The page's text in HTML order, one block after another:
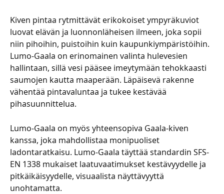
Kiven pintaa rytmittävät erikokoiset ympyräkuviot
luovat elävän ja luonnonläheisen ilmeen, joka sopii
niin pihoihin, puistoihin kuin kaupunkiympäristöihin.
Lumo-Gaala on erinomainen valinta hulevesien
hallintaan, sillä vesi pääsee imeytymään tehokkaasti
saumojen kautta maaperään. Läpäisevä rakenne
vähentää pintavaluntaa ja tukee kestävää
pihasuunnittelua.
Lumo-Gaala on myös yhteensopiva Gaala-kiven
kanssa, joka mahdollistaa monipuoliset
ladontaratkaisu. Lumo-Gaala täyttää standardin SFS-
EN 1338 mukaiset laatuvaatimukset kestävyydelle ja
pitkäikäisyydelle, visuaalista näyttävyyttä
unohtamatta.